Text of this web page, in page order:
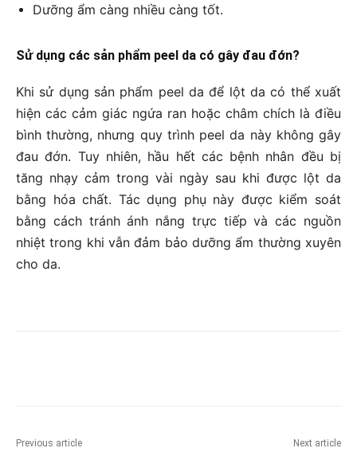
Dưỡng ẩm càng nhiều càng tốt.
Sử dụng các sản phẩm peel da có gây đau đớn?
Khi sử dụng sản phẩm peel da để lột da có thể xuất
hiện các cảm giác ngứa ran hoặc châm chích là điều
bình thường, nhưng quy trình peel da này không gây
đau đớn. Tuy nhiên, hầu hết các bệnh nhân đều bị
tăng nhạy cảm trong vài ngày sau khi được lột da
bằng hóa chất. Tác dụng phụ này được kiểm soát
bằng cách tránh ánh nắng trực tiếp và các nguồn
nhiệt trong khi vẫn đảm bảo dưỡng ẩm thường xuyên
cho da.
Previous article Next article